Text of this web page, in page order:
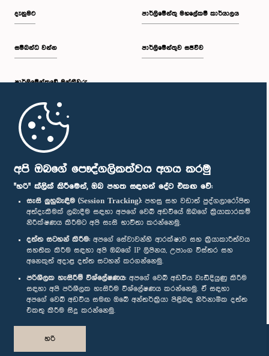
අපි ඔබගේ පෞද්ගලිකත්වය අගය කරමු
"හරි" ක්ලික් කිරීමෙන්, ඔබ පහත සඳහන් දේට එකඟ වේ:
සැසි ලුහුබැඳීම (Session Tracking): පහසු සහ වඩාත් පුද්ගලාරෝපිත
අත්දැකීමක් ලබාදීම සඳහා අපගේ වෙබ් අඩවියේ ඔබගේ ක්‍රියාකාරකම්
නිරීක්ෂණය කිරීමට අපි සැසි භාවිතා කරන්නෙමු.
දත්ත සටහන් කිරීම: අපගේ සේවාවන්හි ආරක්ෂාව සහ ක්‍රියාකාරීත්වය
සහතික කිරීම සඳහා අපි ඔබගේ IP ලිපිනය, උපාංග විස්තර සහ
අනෙකුත් අදාළ දත්ත සටහන් කරගන්නෙමු.
පරිශීලක හැසිරීම් විශ්ලේෂණය: අපගේ වෙබ් අඩවිය වැඩිදියුණු කිරීම
සඳහා අපි පරිශීලක හැසිරීම විශ්ලේෂණය කරන්නෙමු. ඒ සඳහා
අපගේ වෙබ් අඩවිය සමඟ ඔබේ අන්තර්ක්‍රියා පිළිබඳ නිර්නාමික දත්ත
එකතු කිරීම සිදු කරන්නෙමු.
හරි
දැනුමට
සම්බන්ධ වන්න
පාර්ලි‌මේන්තුවේ මන්ත්‍රීවරු
මුල් පිටුව
පාර්ලිමේන්තු මහලේකම් කාර්යාලය
පාර්ලිමේන්තුව සජීවීව
පාර්ලිමේන්තු ජංගම යෙදුම
අප හා සම්බන්ධ වී සිටින්න :
සම්මාන
පෞද්ගලිකත්ව ප්‍රතිපත්තිය